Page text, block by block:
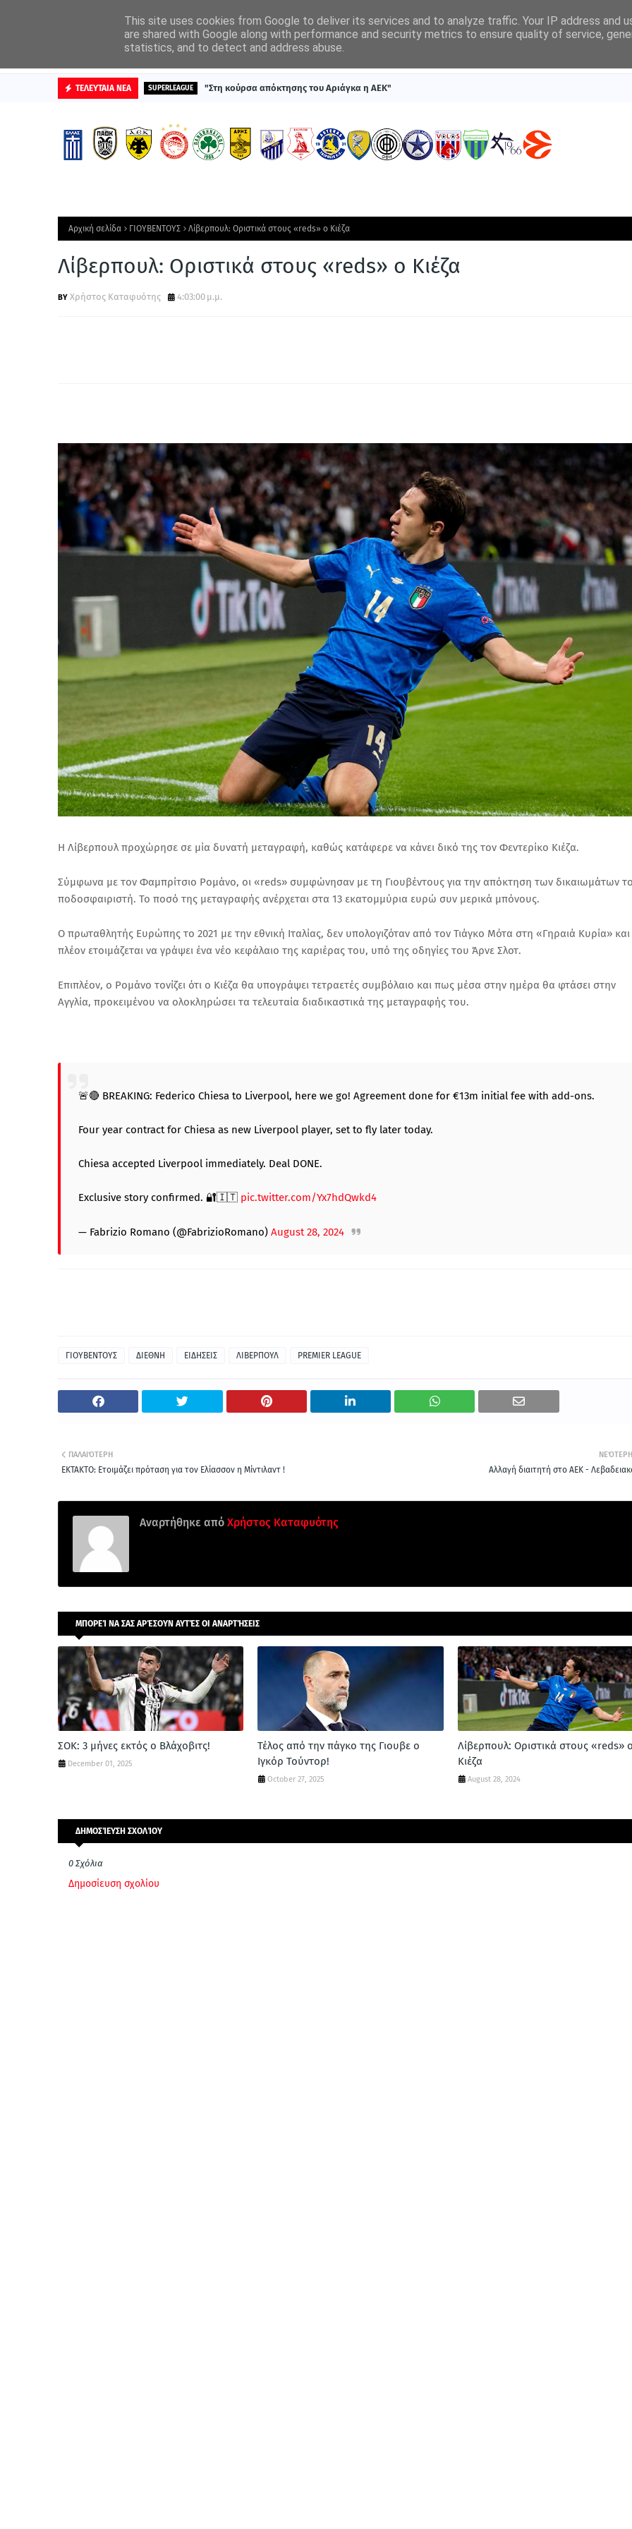
ΒΑΘΜΟΛΟΓΙΕΣ ΠΡΩΤΟΣΕΛΙΔΑ
ΤΕΛΕΥΤΑΙΑ ΝΕΑ SUPERLEAGUE "Στη κούρσα απόκτησης του Αριάγκα η ΑΕΚ"
Αρχική σελίδα ΓΙΟΥΒΕΝΤΟΥΣ Λίβερπουλ: Οριστικά στους «reds» ο Κιέζα
Λίβερπουλ: Οριστικά στους «reds» ο Κιέζα
Χρήστος Καταφυότης 4:03:00 μ.μ.
Η Λίβερπουλ προχώρησε σε μία δυνατή μεταγραφή, καθώς κατάφερε να κάνει δικό της τον Φεντερίκο Κιέζα.
Σύμφωνα με τον Φαμπρίτσιο Ρομάνο, οι «reds» συμφώνησαν με τη Γιουβέντους για την απόκτηση των δικαιωμάτων
ποδοσφαιριστή. Το ποσό της μεταγραφής ανέρχεται στα 13 εκατομμύρια ευρώ συν μερικά μπόνους.
Ο πρωταθλητής Ευρώπης το 2021 με την εθνική Ιταλίας, δεν υπολογιζόταν από τον Τιάγκο Μότα στη «Γηραιά Κυρία» και
πλέον ετοιμάζεται να γράψει ένα νέο κεφάλαιο της καριέρας του, υπό της οδηγίες του Άρνε Σλοτ.
Επιπλέον, ο Ρομάνο τονίζει ότι ο Κιέζα θα υπογράψει τετραετές συμβόλαιο και πως μέσα στην ημέρα θα φτάσει στην
Αγγλία, προκειμένου να ολοκληρώσει τα τελευταία διαδικαστικά της μεταγραφής του.
🚨🔴 BREAKING: Federico Chiesa to Liverpool, here we go! Agreement done for €13m initial fee with add-ons.
Four year contract for Chiesa as new Liverpool player, set to fly later today.
Chiesa accepted Liverpool immediately. Deal DONE.
Exclusive story confirmed. 🔐🇮🇹 pic.twitter.com/Yx7hdQwkd4
— Fabrizio Romano (@FabrizioRomano) August 28, 2024
ΓΙΟΥΒΕΝΤΟΥΣ ΔΙΕΘΝΗ ΕΙΔΗΣΕΙΣ ΛΙΒΕΡΠΟΥΛ PREMIER LEAGUE
ΝΕΌΤΕΡΗ
Αλλαγή διαιτητή στο ΑΕΚ -
ΠΑΛΑΙΌΤΕΡΗ
ΕΚΤΑΚΤΟ: Ετοιμάζει πρόταση για τον Ελίασσον η Μίντιλαντ !
Αναρτήθηκε από Χρήστος Καταφυότης
ΜΠΟΡΕΊ ΝΑ ΣΑΣ ΑΡΈΣΟΥΝ ΑΥΤΈΣ ΟΙ ΑΝΑΡΤΉΣΕΙΣ
ΣΟΚ: 3 μήνες εκτός ο Βλάχοβιτς!
December 01, 2025
Τέλος από την πάγκο της Γιουβε ο
Ιγκόρ Τούντορ!
October 27, 2025
Λίβερπουλ: Οριστικά στους «reds»
Κιέζα
August 28, 2024
ΔΗΜΟΣΊΕΥΣΗ ΣΧΟΛΊΟΥ
0 Σχόλια
Δημοσίευση σχολίου
This site uses cookies from Google to deliver its services and to analyze traffic. Your IP address and
are shared with Google along with performance and security metrics to ensure quality of service,
statistics, and to detect and address abuse.